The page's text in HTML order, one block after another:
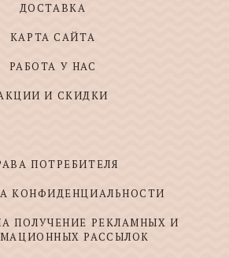
ДОСТАВКА
КАРТА САЙТА
РАБОТА У НАС
И СКИДКИ
ПОТРЕБИТЕЛЯ
КОНФИДЕНЦИАЛЬНОСТИ
ПОЛУЧЕНИЕ РЕКЛАМНЫХ И
РАССЫЛОК